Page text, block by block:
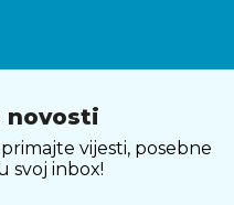
novosti
vijesti, posebne
svoj inbox!